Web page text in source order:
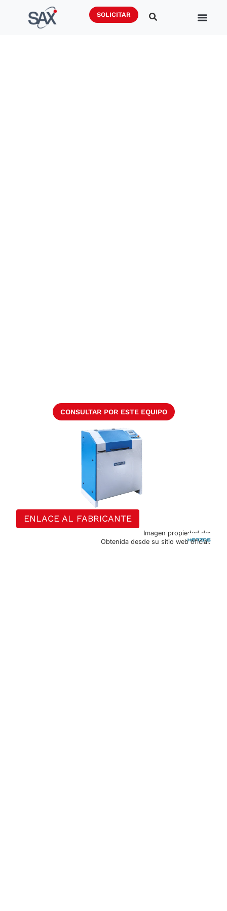
SOLICITAR
ENLACE AL FABRICANTE
CONSULTAR POR ESTE EQUIPO
Imagen propiedad de:
Obtenida desde su sitio web oficial.